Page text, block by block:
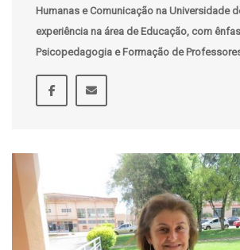
Humanas e Comunicação na Universidade
experiência na área de Educação, com
Psicopedagogia e Formação de